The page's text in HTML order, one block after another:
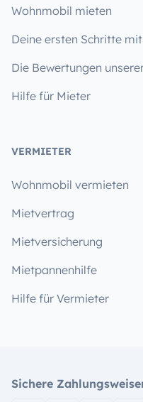
Wohnmobil mieten
Deine ersten Schritte
Die Bewertungen
Hilfe für Mieter
VERMIETER
Wohnmobil vermieten
Mietvertrag
Mietversicherung
Mietpannenhilfe
Hilfe für Vermieter
Sichere